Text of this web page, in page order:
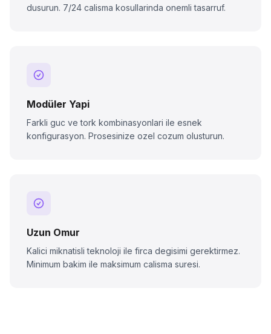
dusurun. 7/24 calisma kosullarinda onemli tasarruf.
Modüler Yapi
Farkli guc ve tork kombinasyonlari ile esnek
konfigurasyon. Prosesinize ozel cozum olusturun.
Uzun Omur
Kalici miknatisli teknoloji ile firca degisimi gerektirmez.
Minimum bakim ile maksimum calisma suresi.